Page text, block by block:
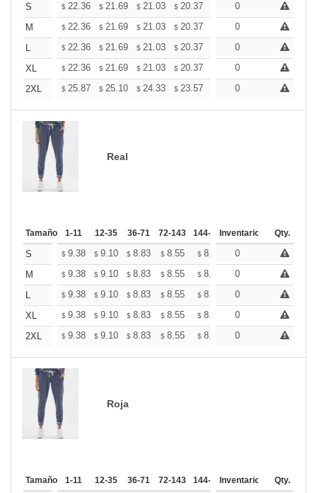
S $ 22.36 $ 21.69 $ 21.03 $ 20.37 19.71
0
M
$ 22.36 $ 21.69 $ 21.03 $ 20.37 19.71
0
L
$ 22.36 $ 21.69 $ 21.03 $ 20.37 19.71
0
XL
$ 22.36 $ 21.69 $ 21.03 $ 20.37 19.71
0
2XL
$ 25.87 $ 25.10 $ 24.33 $ 23.57 22.80
0
Real
Tamaño 1-11 12-35 36-71 72-143 144-287 288 + Mas
Inventario Qty.
S $ 9.38 $ 9.10 $ 8.83 $ 8.55 $ 8.27 $ +
0
M
$ 9.38 $ 9.10 $ 8.83 $ 8.55 $ 8.27 $ +
0
L
$ 9.38 $ 9.10 $ 8.83 $ 8.55 $ 8.27 $ +
0
XL
$ 9.38 $ 9.10 $ 8.83 $ 8.55 $ 8.27 $ +
0
2XL
$ 9.38 $ 9.10 $ 8.83 $ 8.55 $ 8.27 $ +
0
Roja
Tamaño 1-11 12-35 36-71 72-143 144-287 288 + Mas
Inventario Qty.